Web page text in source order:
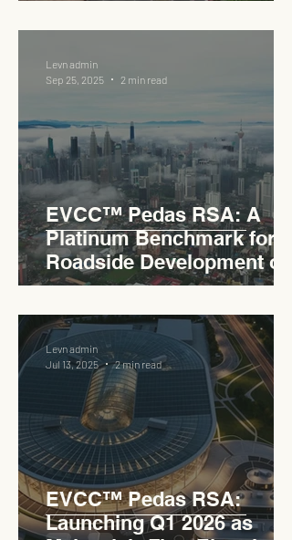
EVCC™ Pedas RSA: A
Platinum Benchmark for
Roadside Development on
the PLUS Expressway
Levn admin
Sep 25, 2025
2 min read
EVCC™ Pedas RSA:
Launching Q1 2026 as
Levn admin
Jul 13, 2025
2 min read